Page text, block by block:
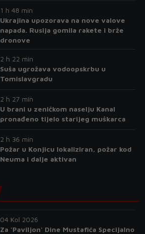
1 h 48 min
Ukrajina upozorava na nove valove
napada. Rusija gomila rakete i brže
dronove
2 h 22 min
Suša ugrožava vodoopskrbu u
Tomislavgradu
2 h 27 min
U brani u zeničkom naselju Kanal
pronađeno tijelo starijeg muškarca
2 h 36 min
Požar u Konjicu lokaliziran, požar kod
Neuma i dalje aktivan
04 Kol 2026
Za 'Paviljon' Dine Mustafića Specijalno